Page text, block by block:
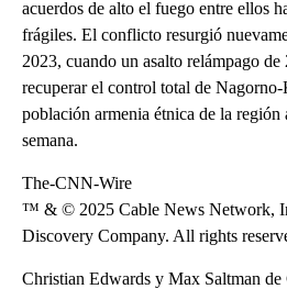
acuerdos de alto el fuego entre ellos
frágiles. El conflicto resurgió
2023, cuando un asalto relámpago
recuperar el control total de
población armenia étnica de la región
semana.
The-CNN-Wire
™ & © 2025 Cable News Network,
Discovery Company. All rights
Christian Edwards y Max Saltman